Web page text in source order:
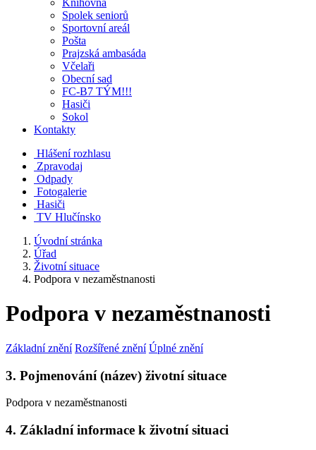
Knihovna
Spolek seniorů
Sportovní areál
Pošta
Prajzská ambasáda
Včelaři
Obecní sad
FC-B7 TÝM!!!
Hasiči
Sokol
Kontakty
Hlášení rozhlasu
Zpravodaj
Odpady
Fotogalerie
Hasiči
TV Hlučínsko
Úvodní stránka
Úřad
Životní situace
Podpora v nezaměstnanosti
Podpora v nezaměstnanosti
Základní znění Rozšířené znění Úplné znění
3. Pojmenování (název) životní situace
Podpora v nezaměstnanosti
4. Základní informace k životní situaci